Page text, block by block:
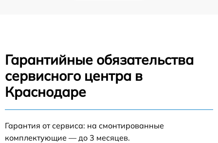
Гарантийные обязательства
сервисного центра в
Краснодаре
Гарантия от сервиса: на смонтированные
комплектующие — до 3 месяцев.